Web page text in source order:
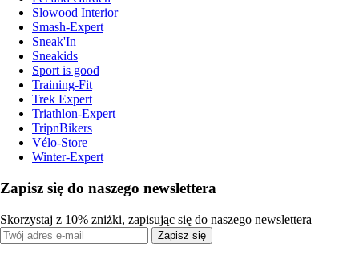
Slowood Interior
Smash-Expert
Sneak'In
Sneakids
Sport is good
Training-Fit
Trek Expert
Triathlon-Expert
TripnBikers
Vélo-Store
Winter-Expert
Zapisz się do naszego newslettera
Skorzystaj z 10% zniżki, zapisując się do naszego newslettera
Zapisz się